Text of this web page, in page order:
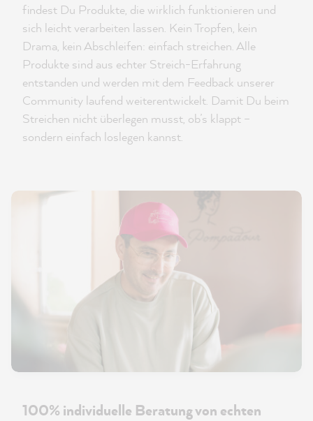
findest Du Produkte, die wirklich funktionieren und
sich leicht verarbeiten lassen. Kein Tropfen, kein
Drama, kein Abschleifen: einfach streichen. Alle
Produkte sind aus echter Streich-Erfahrung
entstanden und werden mit dem Feedback unserer
Community laufend weiterentwickelt. Damit Du beim
Streichen nicht überlegen musst, ob’s klappt –
sondern einfach loslegen kannst.
100% individuelle Beratung von echten